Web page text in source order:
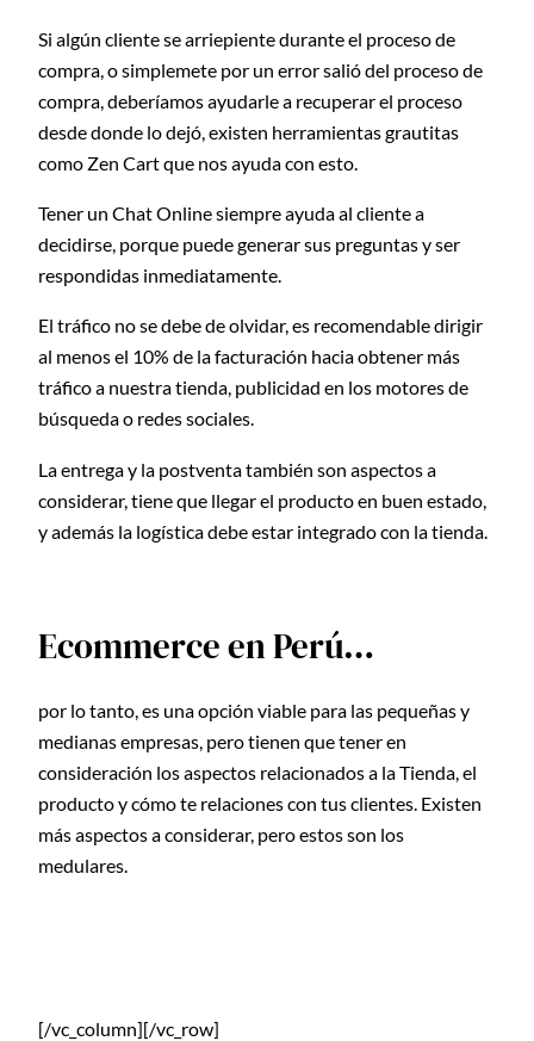
Si algún cliente se arriepiente durante el proceso de
compra, o simplemete por un error salió del proceso de
compra, deberíamos ayudarle a recuperar el proceso
desde donde lo dejó, existen herramientas grautitas
como Zen Cart que nos ayuda con esto.
Tener un Chat Online siempre ayuda al cliente a
decidirse, porque puede generar sus preguntas y ser
respondidas inmediatamente.
El tráfico no se debe de olvidar, es recomendable dirigir
al menos el 10% de la facturación hacia obtener más
tráfico a nuestra tienda, publicidad en los motores de
búsqueda o redes sociales.
La entrega y la postventa también son aspectos a
considerar, tiene que llegar el producto en buen estado,
y además la logística debe estar integrado con la tienda.
Ecommerce en Perú…
por lo tanto, es una opción viable para las pequeñas y
medianas empresas, pero tienen que tener en
consideración los aspectos relacionados a la Tienda, el
producto y cómo te relaciones con tus clientes. Existen
más aspectos a considerar, pero estos son los
medulares.
[/vc_column][/vc_row]